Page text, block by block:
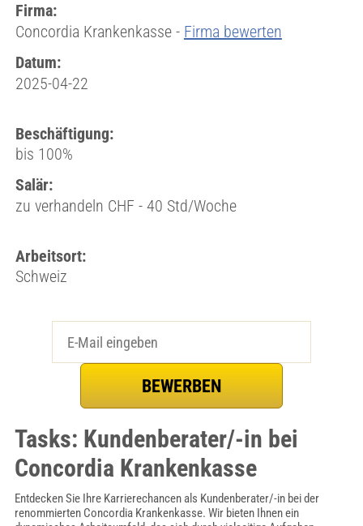
Firma:
Concordia Krankenkasse - Firma bewerten
Datum:
2025-04-22
Beschäftigung:
bis 100%
Salär:
zu verhandeln CHF - 40 Std/Woche
Arbeitsort:
Schweiz
Tasks: Kundenberater/-in bei
Concordia Krankenkasse
Entdecken Sie Ihre Karrierechancen als Kundenberater/-in bei der
renommierten Concordia Krankenkasse. Wir bieten Ihnen ein